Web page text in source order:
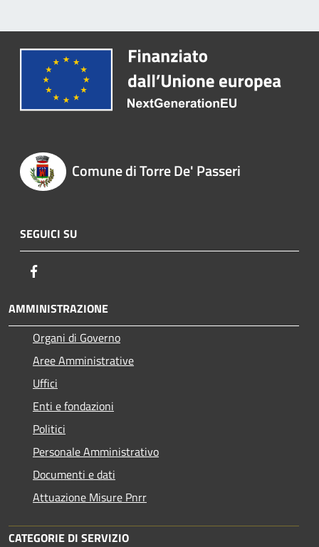
Comune di Torre De' Passeri
SEGUICI SU
AMMINISTRAZIONE
Organi di Governo
Aree Amministrative
Uffici
Enti e fondazioni
Politici
Personale Amministrativo
Documenti e dati
Attuazione Misure Pnrr
CATEGORIE DI SERVIZIO